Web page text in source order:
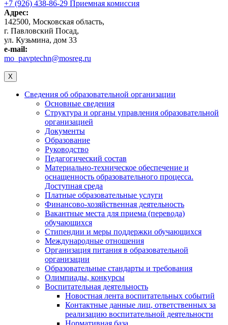
+7 (926) 438-86-29 Приемная комиссия
Адрес:
142500, Московская область,
г. Павловский Посад,
ул. Кузьмина, дом 33
e-mail:
mo_pavptechn@mosreg.ru
X
Сведения об образовательной организации
Основные сведения
Структура и органы управления образовательной
организацией
Документы
Образование
Руководство
Педагогический состав
Материально-техническое обеспечение и
оснащенность образовательного процесса.
Доступная среда
Платные образовательные услуги
Финансово-хозяйственная деятельность
Вакантные места для приема (перевода)
обучающихся
Стипендии и меры поддержки обучающихся
Международные отношения
Организация питания в образовательной
организации
Образовательные стандарты и требования
Олимпиады, конкурсы
Воспитательная деятельность
Новостная лента воспитательных событий
Контактные данные лиц, ответственных за
реализацию воспитательной деятельности
Нормативная база